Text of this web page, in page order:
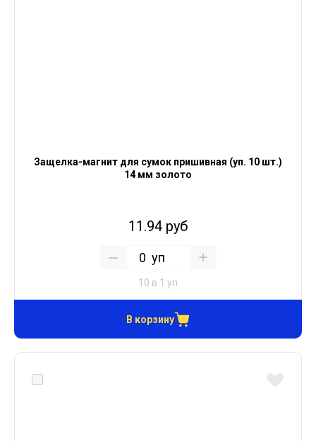
Защелка-магнит для сумок пришивная (уп. 10 шт.)
14 мм золото
11.94 руб
уп
10 в 1 уп
В корзину